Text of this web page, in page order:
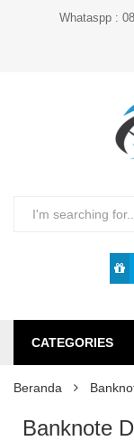
Whataspp :
CATEGORIES
Beranda
Banknote